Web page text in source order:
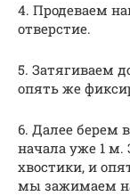
4. Продеваем
отверстие.
5. Затягиваем
опять же
6. Далее берем
начала уже 1 м.
хвостики, и
мы зажимаем